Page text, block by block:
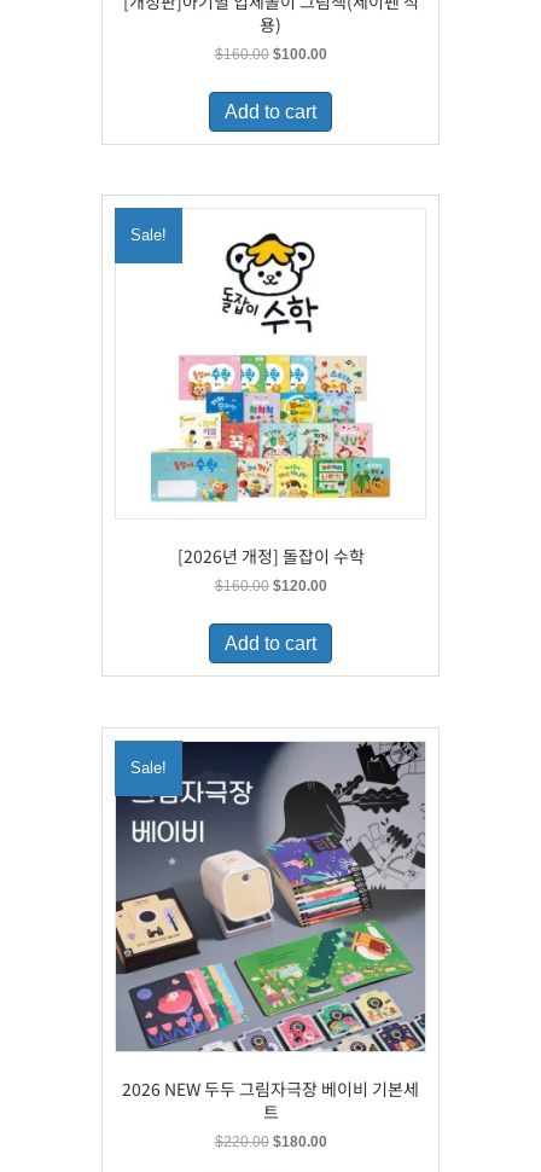
용)
$160.00 Original
was:
$160.00.
$100.00Current
is:
Add to cart
Sale!
[2026년 개정] 돌잡이 수학
$160.00 Original
was:
$160.00.
$120.00Current
is:
Add to cart
Sale!
2026 NEW 두두 그림자극장 베이비 기본세
트
$220.00 Original
$180.00Current